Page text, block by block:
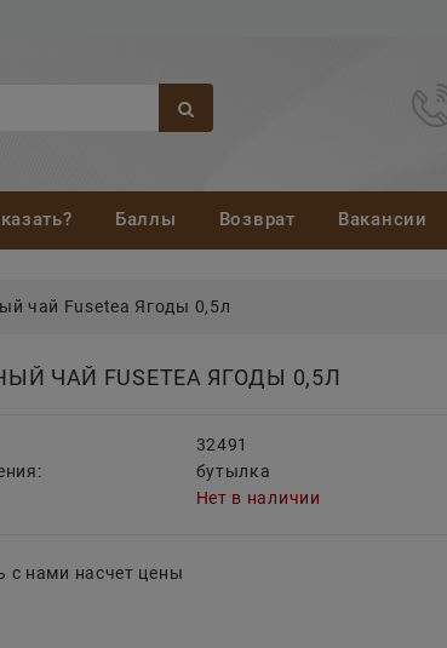
Баллы Возврат Вакансии
чай Fusetea Ягоды 0,5л
ЧАЙ FUSETEA ЯГОДЫ 0,5Л
32491
бутылка
Нет в наличии
с нами насчет цены